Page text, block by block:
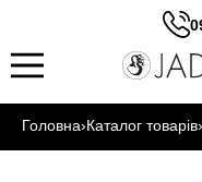
Головна›Каталог товарів›